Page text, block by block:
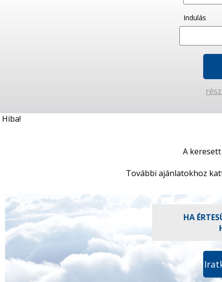
Indulás
Hiba!
A
További ajánlatokhoz
HA